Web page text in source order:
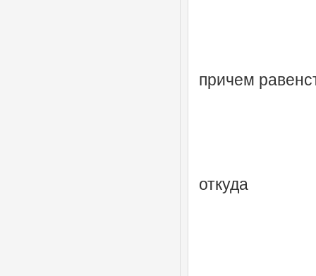
причем
откуда